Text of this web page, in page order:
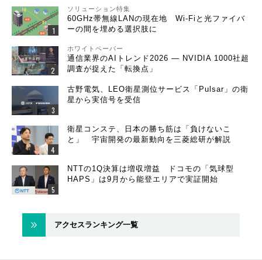
ソリューション特集
60GHz帯無線LANの現在地 Wi-Fiと光ファイバ
ーの間を埋める選択肢に
ホワイトペーパー
通信業界のAIトレンド2026 ― NVIDIA 1000社超
調査が捉えた「転換点」
古野電気、LEO衛星測位サービス「Pulsar」の衛
星から実信号を受信
衛星コンステ、日本の勝ち筋は「負けないこ
と」 宇宙開発の最新動向を三菱総研が解説
NTTの1Q決算は増収増益 ドコモの「気球型
HAPS」は9月から能登エリアで実証開始
アクセスランキング一覧